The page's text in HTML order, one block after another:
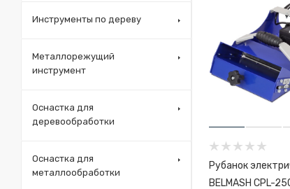
Рубанок
BELMASH CPL-
Инструменты по дереву
Металлорежущий
инструмент
Оснастка для
деревообработки
Оснастка для
металлообработки